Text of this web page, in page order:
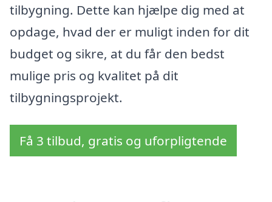
tilbygning. Dette kan hjælpe dig med at
opdage, hvad der er muligt inden for dit
budget og sikre, at du får den bedst
mulige pris og kvalitet på dit
tilbygningsprojekt.
Få 3 tilbud, gratis og uforpligtende